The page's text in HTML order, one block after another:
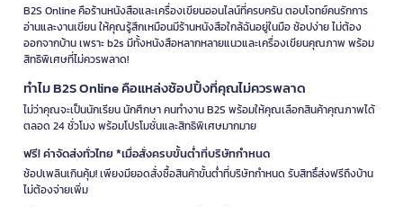
B2S Online คือร้านหนังสือและเครื่องเขียนออนไลน์ที่ครบครัน ตอบโจทย์คนรักการ
อ่านและงานเขียน ให้คุณรู้สึกเหมือนมีร้านหนังสือใกล้ฉันอยู่ในมือ ช้อปง่าย ไม่ต้อง
ออกจากบ้าน เพราะ b2s มีทั้งหนังสือหลากหลายแนวและเครื่องเขียนคุณภาพ พร้อม
สิทธิพิเศษที่ไม่ควรพลาด!
ทำไม B2S Online คือแหล่งช้อปปิ้งที่คุณไม่ควรพลาด
ไม่ว่าคุณจะเป็นนักเรียน นักศึกษา คนทำงาน B2S พร้อมให้คุณเลือกสินค้าคุณภาพได้
ตลอด 24 ชั่วโมง พร้อมโปรโมชั่นและสิทธิพิเศษมากมาย
ฟรี! ค่าจัดส่งทั่วไทย *เมื่อสั่งครบขั้นต่ำที่บริษัทกำหนด
ช้อปเพลินเกินคุ้ม! เพียงมียอดสั่งซื้อสินค้าขั้นต่ำที่บริษัทกำหนด รับสิทธิ์ส่งฟรีถึงบ้าน
ไม่ต้องจ่ายเพิ่ม